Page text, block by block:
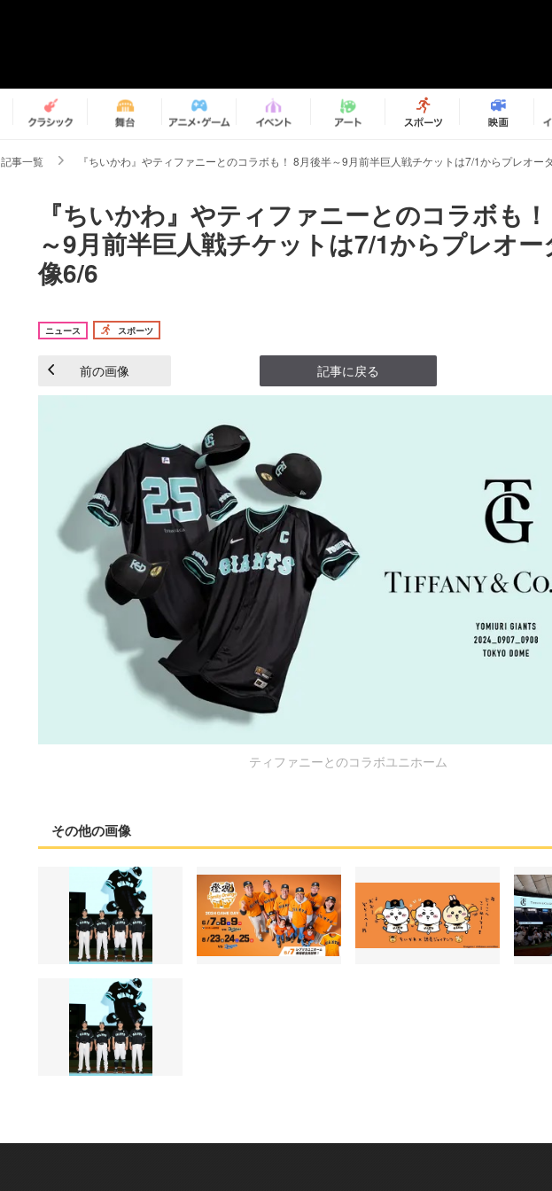
記事一覧 『ちいかわ』やティファニーとのコラボも！ 8月後半～9月前半巨人戦チケットは7/1からプレオー
『ちいかわ』やティファニーとのコラボも
～9月前半巨人戦チケットは7/1からプレオ
像6/6
ニュース スポーツ
前の画像 記事に戻る
ティファニーとのコラボユニホーム
その他の画像